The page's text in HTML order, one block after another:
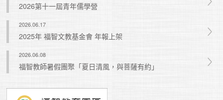
2026第十一屆青年儒學營
2026.06.17
2025年 福智文教基金會 年報上架
2026.06.08
福智教師暑假團聚「夏日清風，與菩薩有約」